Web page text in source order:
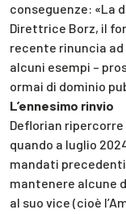
conseguenze: «La
Direttrice Borz, il
recente rinuncia ad
alcuni esempi –
ormai di dominio
L’ennesimo rinvio
Deflorian
quando a luglio
mandati
mantenere alcune
al suo vice (cioè